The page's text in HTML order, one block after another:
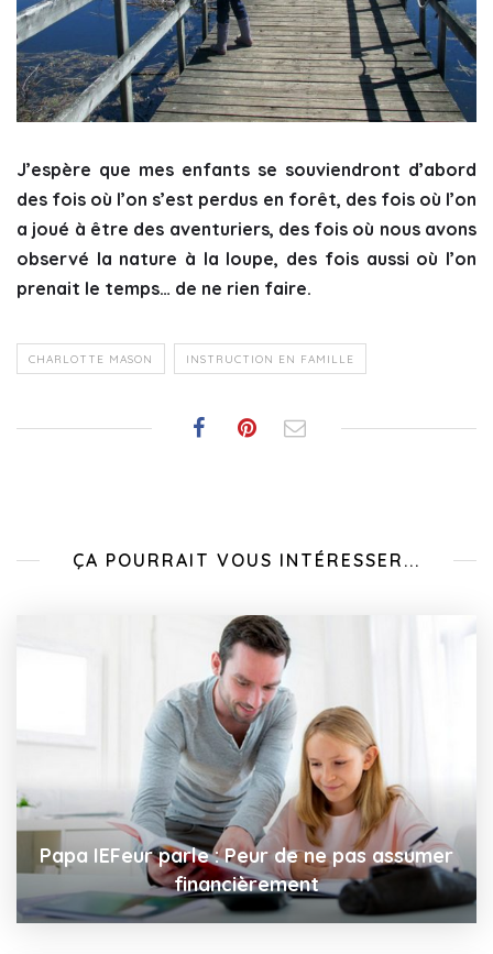
J’espère que mes enfants se souviendront d’abord
des fois où l’on s’est perdus en forêt, des fois où l’on
a joué à être des aventuriers, des fois où nous avons
observé la nature à la loupe, des fois aussi où l’on
prenait le temps… de ne rien faire.
CHARLOTTE MASON INSTRUCTION EN FAMILLE
ÇA POURRAIT VOUS INTÉRESSER...
Papa IEFeur parle : Peur de ne pas assumer
financièrement